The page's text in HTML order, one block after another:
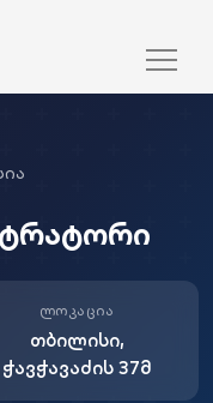
ᲚᲝᲙᲐᲪᲘᲐ
ᲗᲑᲘᲚᲘᲡᲘ,
ᲭᲐᲕᲭᲐᲕᲐᲫᲘᲡ 37Მ